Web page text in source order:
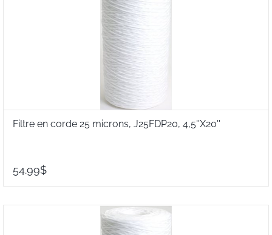
Filtre en corde 25 microns, J25FDP20, 4,5''X20''
54.99$